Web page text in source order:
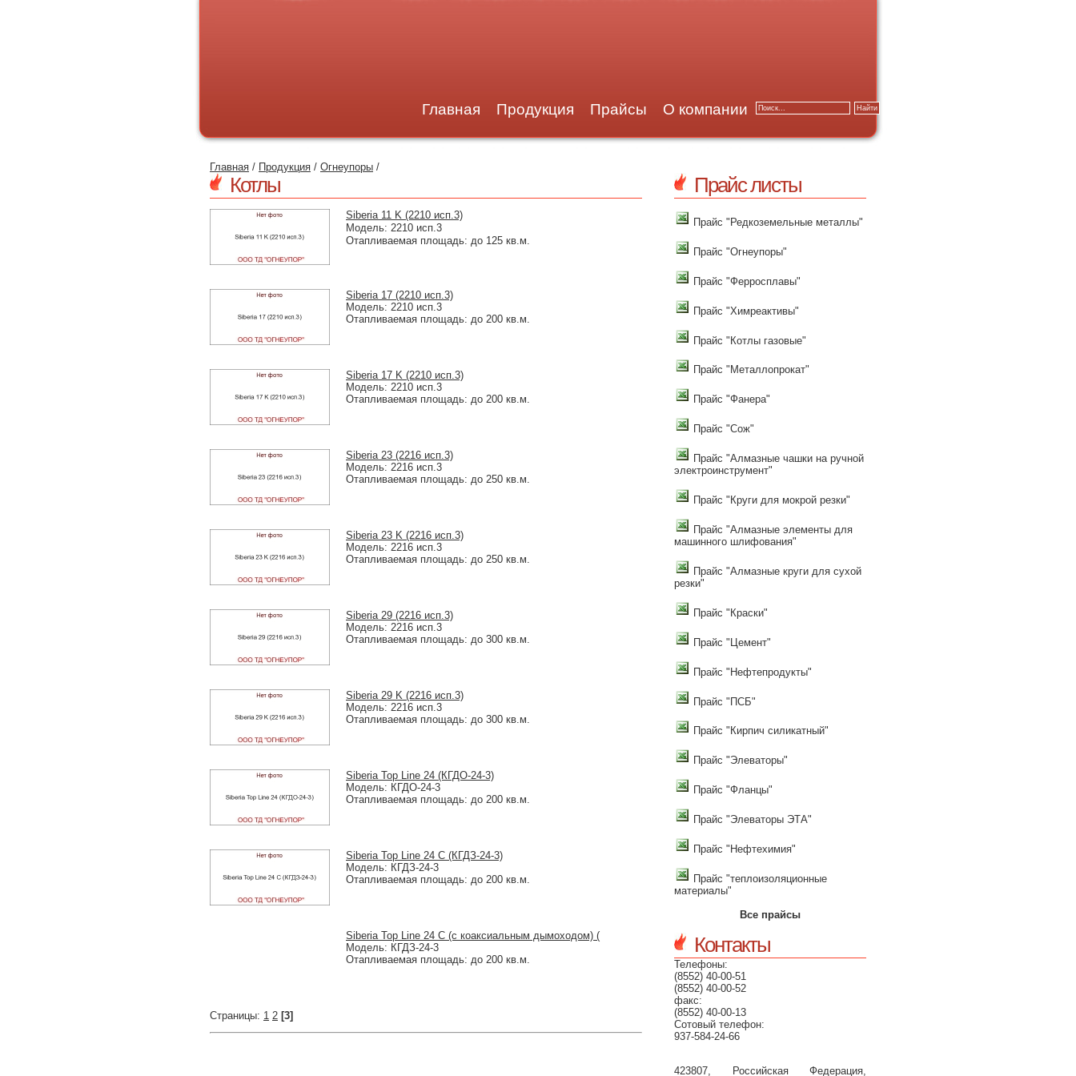
Главная Продукция Прайсы О компании
Главная / Продукция / Огнеупоры /
Котлы
Siberia 11 K (2210 исп.3)
Модель: 2210 исп.3
Отапливаемая площадь: до 125 кв.м.
Siberia 17 (2210 исп.3)
Модель: 2210 исп.3
Отапливаемая площадь: до 200 кв.м.
Siberia 17 K (2210 исп.3)
Модель: 2210 исп.3
Отапливаемая площадь: до 200 кв.м.
Siberia 23 (2216 исп.3)
Модель: 2216 исп.3
Отапливаемая площадь: до 250 кв.м.
Siberia 23 K (2216 исп.3)
Модель: 2216 исп.3
Отапливаемая площадь: до 250 кв.м.
Siberia 29 (2216 исп.3)
Модель: 2216 исп.3
Отапливаемая площадь: до 300 кв.м.
Siberia 29 K (2216 исп.3)
Модель: 2216 исп.3
Отапливаемая площадь: до 300 кв.м.
Siberia Top Line 24 (КГДО-24-3)
Модель: КГДО-24-3
Отапливаемая площадь: до 200 кв.м.
Siberia Top Line 24 C (КГДЗ-24-3)
Модель: КГДЗ-24-3
Отапливаемая площадь: до 200 кв.м.
Siberia Top Line 24 C (с коаксиальным дымоходом) (
Модель: КГДЗ-24-3
Отапливаемая площадь: до 200 кв.м.
Cтраницы: 1 2 [3]
Прайс листы
Прайс "Редкоземельные металлы"
Прайс "Огнеупоры"
Прайс "Ферросплавы"
Прайс "Химреактивы"
Прайс "Котлы газовые"
Прайс "Металлопрокат"
Прайс "Фанера"
Прайс "Сож"
Прайс "Алмазные чашки на ручной
электроинструмент"
Прайс "Круги для мокрой резки"
Прайс "Алмазные элементы для
машинного шлифования"
Прайс "Алмазные круги для сухой
резки"
Прайс "Краски"
Прайс "Цемент"
Прайс "Нефтепродукты"
Прайс "ПСБ"
Прайс "Кирпич силикатный"
Прайс "Элеваторы"
Прайс "Фланцы"
Прайс "Элеваторы ЭТА"
Прайс "Нефтехимия"
Прайс "теплоизоляционные
материалы"
Все прайсы
Контакты
Телефоны:
(8552) 40-00-51
(8552) 40-00-52
факс:
(8552) 40-00-13
Сотовый телефон:
937-584-24-66
423807, Российская Федерация,